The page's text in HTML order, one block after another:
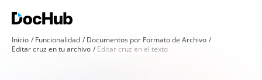
Inicio Funcionalidad
Documentos por Formato de Archivo
Editar cruz en tu archivo
Editar cruz en el texto